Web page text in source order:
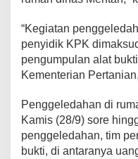
“Kegiatan
penyidik KPK
pengumpulan alat
Kementerian
Penggeledahan di
Kamis (28/9) sore
penggeledahan, tim
bukti, di antaranya